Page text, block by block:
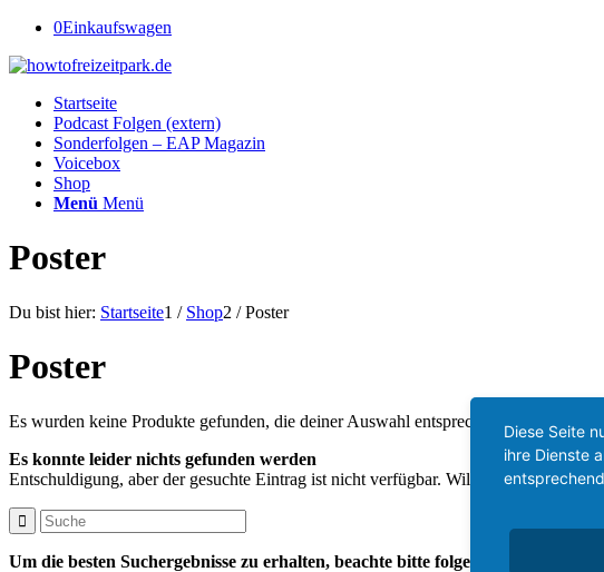
0Einkaufswagen
Startseite
Podcast Folgen (extern)
Sonderfolgen – EAP Magazin
Voicebox
Shop
Menü Menü
Poster
Du bist hier: Startseite1 / Shop2 / Poster
Poster
Es wurden keine Produkte gefunden, die deiner Auswahl entsprechen.
Es konnte leider nichts gefunden werden
Entschuldigung, aber der gesuchte Eintrag ist nicht verfügbar. Willst Du eine neue
Um die besten Suchergebnisse zu erhalten, beachte bitte folgende Hinweise:
Diese Seite
ihre Dienste